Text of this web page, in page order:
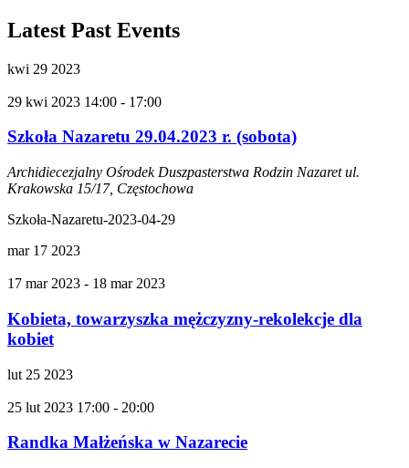
Latest Past Events
kwi 29 2023
29 kwi 2023 14:00 - 17:00
Szkoła Nazaretu 29.04.2023 r. (sobota)
Archidiecezjalny Ośrodek Duszpasterstwa Rodzin Nazaretul.
Krakowska 15/17, Częstochowa
Szkoła-Nazaretu-2023-04-29
mar 17 2023
17 mar 2023 - 18 mar 2023
Kobieta, towarzyszka mężczyzny-rekolekcje dla
kobiet
lut 25 2023
25 lut 2023 17:00 - 20:00
Randka Małżeńska w Nazarecie